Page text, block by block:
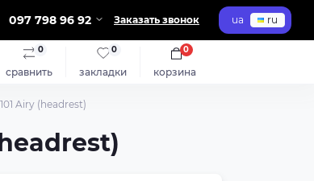
097 798 96 92 Заказать звонок ua ru
сравнить
0
закладки
0
корзина
0
Airy (headrest)